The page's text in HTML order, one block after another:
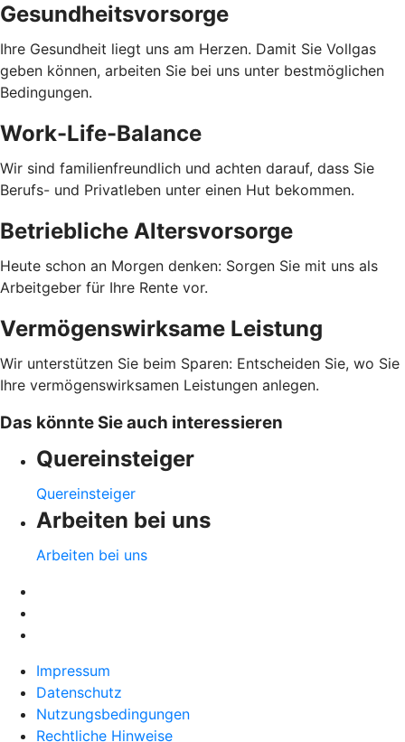
Gesundheitsvorsorge
Ihre Gesundheit liegt uns am Herzen. Damit Sie Vollgas
geben können, arbeiten Sie bei uns unter bestmöglichen
Bedingungen.
Work-Life-Balance
Wir sind familienfreundlich und achten darauf, dass Sie
Berufs- und Privatleben unter einen Hut bekommen.
Betriebliche Altersvorsorge
Heute schon an Morgen denken: Sorgen Sie mit uns als
Arbeitgeber für Ihre Rente vor.
Vermögenswirksame Leistung
Wir unterstützen Sie beim Sparen: Entscheiden Sie, wo Sie
Ihre vermögenswirksamen Leistungen anlegen.
Das könnte Sie auch interessieren
Quereinsteiger
Quereinsteiger
Arbeiten bei uns
Arbeiten bei uns
Impressum
Datenschutz
Nutzungsbedingungen
Rechtliche Hinweise